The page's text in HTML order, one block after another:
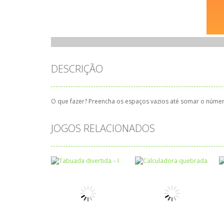
DESCRIÇÃO
O que fazer? Preencha os espaços vazios até somar o
JOGOS RELACIONADOS